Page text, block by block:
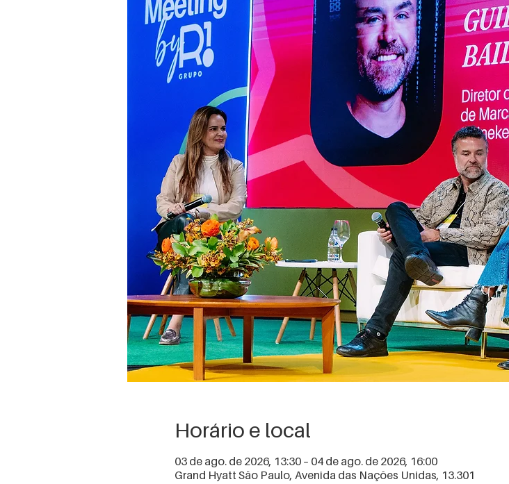
Horário e local
03 de ago. de 2026, 13:30 – 04 de ago. de 2026, 16:00
Grand Hyatt São Paulo, Avenida das Nações Unidas, 13.301